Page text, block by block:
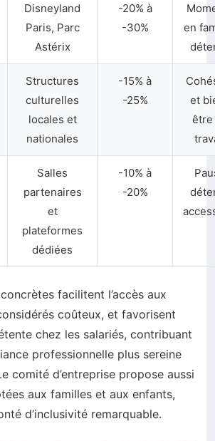
Disneyland
Paris, Parc
Astérix
-20% à
-30%
en
Structures
culturelles
locales et
nationales
-15% à
-25%
et
être
Salles
partenaires
et
plateformes
dédiées
-10% à
-20%
facilitent l’accès aux
coûteux, et favorisent
chez les salariés, contribuant
professionnelle plus sereine
comité d’entreprise propose aussi
aux familles et aux enfants,
d’inclusivité remarquable.